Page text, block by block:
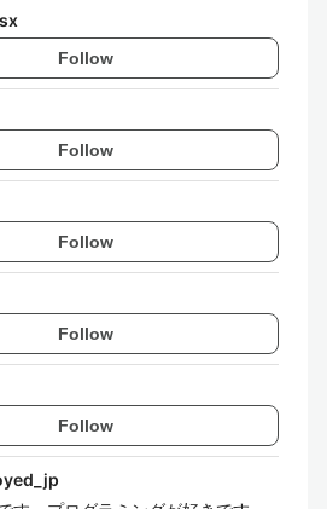
Follow
Follow
Follow
Follow
Follow